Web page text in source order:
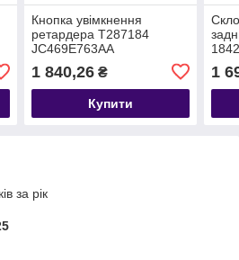
Кнопка увімкнення
ретардера T287184
JC469E763AA
1 840,26₴
Купити
1
за рік